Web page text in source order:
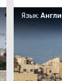
Язык: